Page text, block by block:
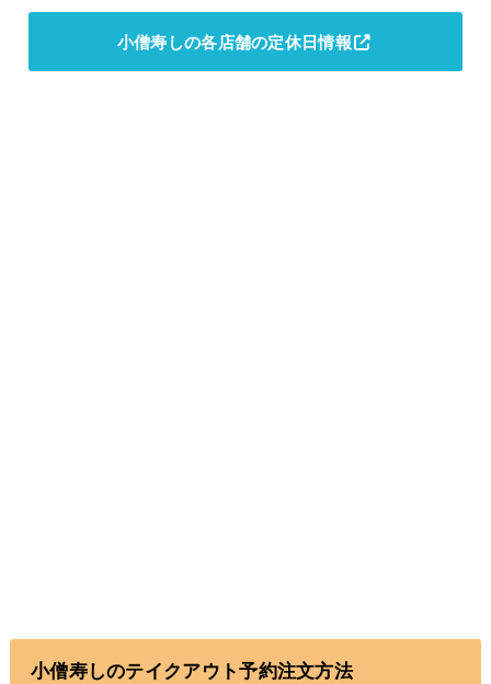
小僧寿しの各店舗の定休日情報
小僧寿しのテイクアウト予約注文方法